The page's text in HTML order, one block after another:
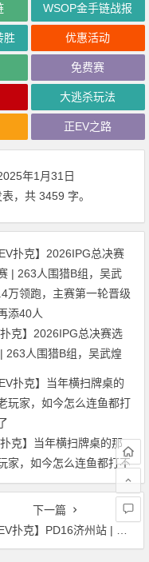
WSOP金手链战报
胜 优惠活动
免费赛
大逃杀玩法
正EV之路
年1月31日
表，共 3459 字。
扑克】2026IPG总决赛选
263人围猎B组，吴武煌
领跑，主赛第一轮晋级版
40人
扑克】当年横扫牌桌的那
家，如今怎么连鱼都打不
下一篇
克】PD16济州站 | 二阶段早鸟开跑！主赛选拔赛现已开始，2月15等你创造荣耀